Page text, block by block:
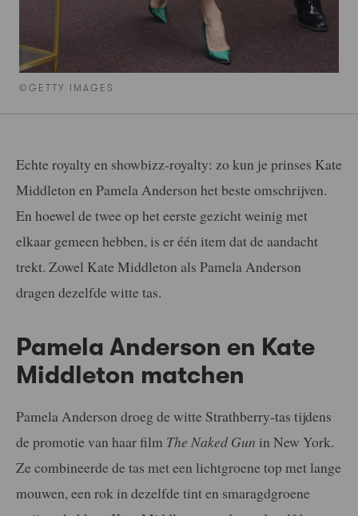
©GETTY IMAGES
Echte royalty en showbizz-royalty: zo kun je prinses Kate
Middleton en Pamela Anderson het beste omschrijven.
En hoewel de twee op het eerste gezicht weinig met
elkaar gemeen hebben, is er één item dat de aandacht
trekt. Zowel Kate Middleton als Pamela Anderson
dragen dezelfde witte tas.
Pamela Anderson en Kate
Middleton matchen
Pamela Anderson droeg de witte Strathberry-tas tijdens
de promotie van haar film The Naked Gun in New York.
Ze combineerde de tas met een lichtgroene top met lange
mouwen, een rok in dezelfde tint en smaragdgroene